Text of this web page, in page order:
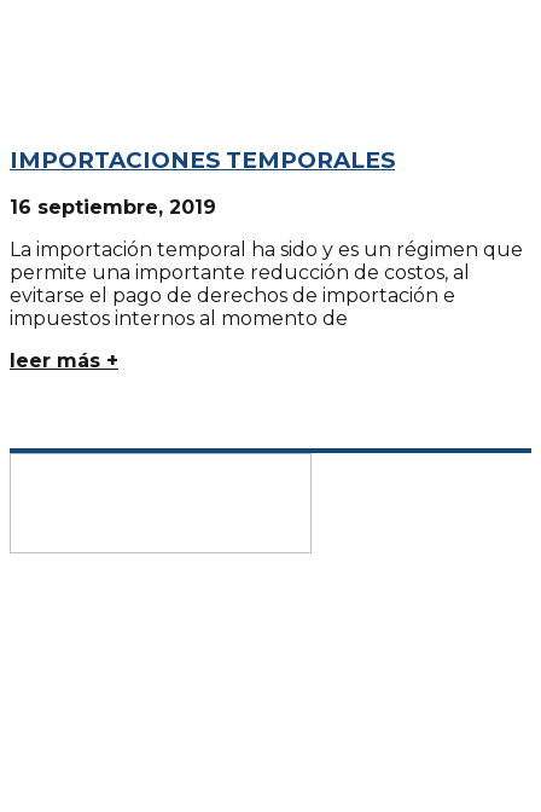
IMPORTACIONES TEMPORALES
16 septiembre, 2019
La importación temporal ha sido y es un régimen que
permite una importante reducción de costos, al
evitarse el pago de derechos de importación e
impuestos internos al momento de
leer más +